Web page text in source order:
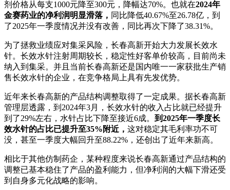
剂价格从每支1000元降至300元，降幅达70%。也就在2024年
金赛药业的净利润明显滑落， 同比降低40.67%至26.78亿，到
了2025年一季度情况并没有改善，同比再次下降了38.31%。
为了拯救业绩应对集采风险，长春高新开始大力发展长效水
针。长效水针注射周期较长，稳定性好客单价较高，目前尚未
纳入到集采。并且当前长春高新还是国内唯一一家获批生产销
售长效水针的企业，在竞争格局上具有先发优势。
近年来长春高新的产品结构调整取得了一定成果。据长春高新
管理层透露，到2024年3月，长效水针的收入占比就已经提升
到了29%左右，水针占比下降至接近6成。 到2025年一季度长
效水针的占比已提升至35%附近， 这对稳定其毛利率功不可
没，甚至一季度大幅回升至88.22%，还创出了近年来新高。
相比于其他仿制药企，某种程度来说长春高新通过产品结构的
调整已基本稳住了产品的盈利能力，但净利润的大幅下滑还受
到自身多元化战略的影响。